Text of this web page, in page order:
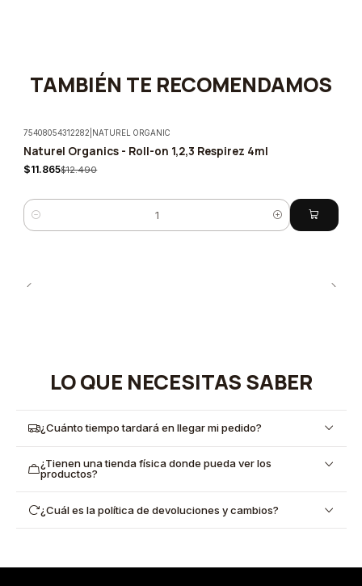
TAMBIÉN TE RECOMENDAMOS
-5%
75408054312282 NATUREL ORGANIC
Naturel Organics - Roll-on 1,2,3 Respirez 4ml
$11.865$12.490
Cantidad
LO QUE NECESITAS SABER
¿Cuánto tiempo tardará en llegar mi pedido?
¿Tienen una tienda física donde pueda ver los
productos?
¿Cuál es la política de devoluciones y cambios?